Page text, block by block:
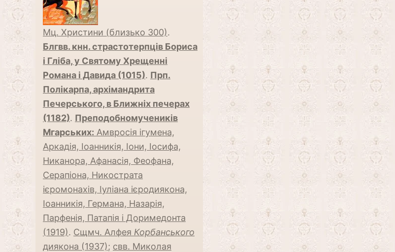
Мц. Христини (близько 300).
Блгвв. кнн. страстотерпців Бориса
і Гліба, у Святому Хрещенні
Романа і Давида (1015). Прп.
Полікарпа, архімандрита
Печерського, в Ближніх печерах
(1182). Преподобномучеників
Мгарських: Амвросія ігумена,
Аркадія, Іоанникія, Іони, Іосифа,
Никанора, Афанасія, Феофана,
Серапіона, Никострата
ієромонахів, Іуліана ієродиякона,
Іоанникія, Германа, Назарія,
Парфенія, Патапія і Доримедонта
(1919). Сщмч. Алфея Корбанського
диякона (1937); свв. Миколая